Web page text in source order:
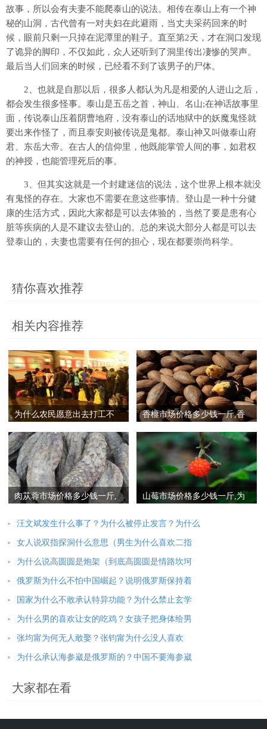
故事，所以会有夫妻不能爬泰山的说法。相传在泰山上有一个神
秘的山洞，古代曾有一对夫妇在此避雨，当丈夫采药回来的时
候，眼前只剩一只掉在泥潭里的鞋子。直至第2天，才在洞口发现
了诡异的脚印，不仅如此，众人还听到了洞里传出凄惨的哭声。
最后当人们回来的时候，已经看不到了该男子的尸体。
2、也就是自那以后，很多人都认为凡是相爱的人进山之后，
都会发生很多怪事。泰山是五岳之首，神山、名山;在神话故事里
面，传说泰山压着阴曹地府，没有泰山的话地狱中的妖魔鬼怪就
要出来作怪了，而且泰安则被传说是鬼都。泰山神又叫做泰山府
君、东岳大帝。在古人的信仰里，他既能掌管人间的事，如君权
的神授，也能管理死后的事。
3、但其实这就是一个封建迷信的说法，这个世界上根本就没
有鬼怪的存在。大家也不需要在意这些事情。登山是一种十分健
康的生活方式，因此大家都是可以去体验的，当然了要是患有心
脏等疾病的人是不建议去登山的。总的来说大部分人都是可以去
登泰山的，夫妻也需要有任何的担心，现在都要崇尚科学。
猜你喜欢推荐
相关内容推荐
为什么农民愿意出去打工不
香榧市场价格多少钱一斤,香
肉苁蓉市场价格多少钱一斤,
山莓市场价格多少钱一斤,为
汪文斌发生什么事了？为什么被停止发言？为什么
女人说双指探洞什么意思（男生为什么喜欢二指
为什么说高圆圆是炮架（到底高圆圆是情路坎坷
俄罗斯为什么不怕中国崛起？说明俄罗斯保持着
国家为什么不敢承认特异功能？为什么禁止玄学
为什么男的喜欢让女的吃鸡？女孩子把身体给男
张均甯为何无人敢娶？张钧甯为什么没人喜欢
为什么承认海参崴是俄罗斯的？中国不要海参崴
大家都在看